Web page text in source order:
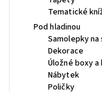
Tematické
Pod hladinou
Samolepky na
Dekorace
Úložné boxy a
Nábytek
Poličky